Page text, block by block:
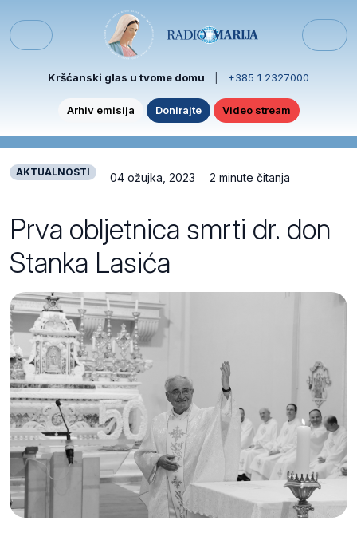
Menu
Kršćanski glas u tvome domu +385 1 2327000
Arhiv emisija Donirajte Video stream
AKTUALNOSTI 04 ožujka, 2023 2 minute čitanja
Prva obljetnica smrti dr. don
Stanka Lasića